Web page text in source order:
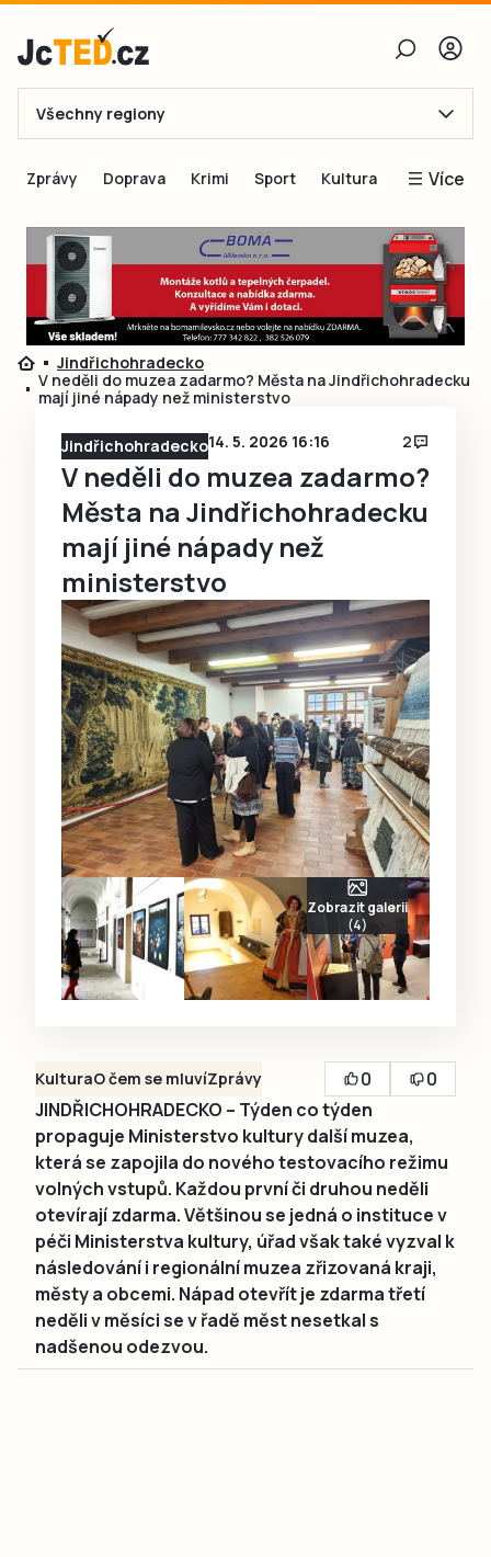
E-mail
Obnovit heslo
Přihlásit se
Přihlásit se přes Facebook
Ještě nemám účet, chci se
Všechny regiony
Zprávy Doprava Krimi Sport Kultura Více
Blogy
Inspirace
Čtenáři píší
Speciální přílohy
Jindřichohradecko
V neděli do muzea zadarmo? Města na Jindřichohradecku
mají jiné nápady než ministerstvo
Jindřichohradecko14. 5. 2026 16:16 2
V neděli do muzea zadarmo?
Města na Jindřichohradecku
mají jiné nápady než
ministerstvo
Zobrazit galerii
(4)
KulturaO čem se mluvíZprávy 0
0
JINDŘICHOHRADECKO – Týden co týden
propaguje Ministerstvo kultury další muzea,
která se zapojila do nového testovacího režimu
volných vstupů. Každou první či druhou neděli
otevírají zdarma. Většinou se jedná o instituce v
péči Ministerstva kultury, úřad však také vyzval k
následování i regionální muzea zřizovaná kraji,
městy a obcemi. Nápad otevřít je zdarma třetí
neděli v měsíci se v řadě měst nesetkal s
nadšenou odezvou.